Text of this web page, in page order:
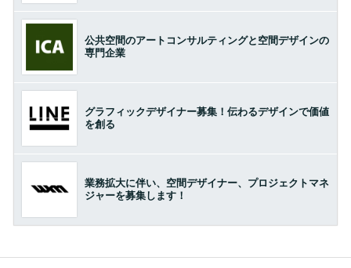
公共空間のアートコンサルティングと空間デザインの
専門企業
グラフィックデザイナー募集！伝わるデザインで価値
を創る
業務拡大に伴い、空間デザイナー、プロジェクトマネ
ジャーを募集します！